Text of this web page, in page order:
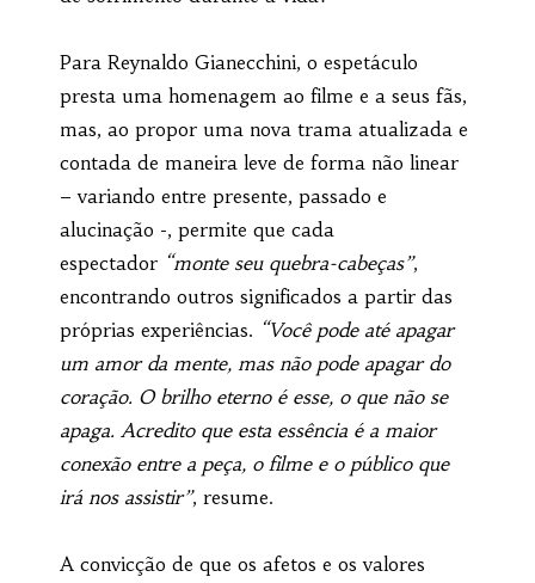
Para Reynaldo Gianecchini, o espetáculo
presta uma homenagem ao filme e a seus fãs,
mas, ao propor uma nova trama atualizada e
contada de maneira leve de forma não linear
– variando entre presente, passado e
alucinação -, permite que cada
espectador “monte seu quebra-cabeças”,
encontrando outros significados a partir das
próprias experiências. “Você pode até apagar
um amor da mente, mas não pode apagar do
coração. O brilho eterno é esse, o que não se
apaga. Acredito que esta essência é a maior
conexão entre a peça, o filme e o público que
irá nos assistir”, resume.
A convicção de que os afetos e os valores